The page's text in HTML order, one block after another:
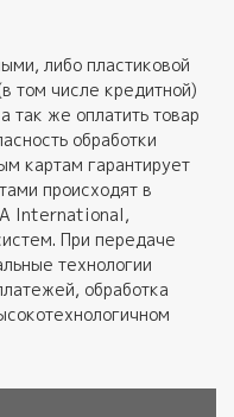
либо пластиковой
том числе кредитной)
так же оплатить товар
обработки
картам гарантирует
происходят в
International,
При передаче
технологии
обработка